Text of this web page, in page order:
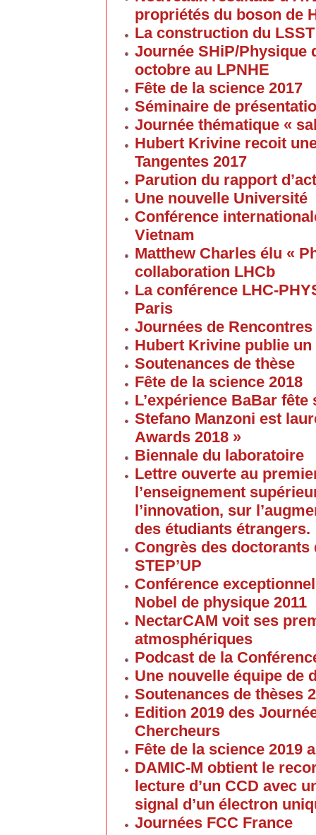
propriétés du boson de
La construction du
Journée SHiP/Physique
octobre au LPNHE
Fête de la science 2017
Séminaire de
Journée thématique «
Hubert Krivine recoit
Tangentes 2017
Parution du rapport
Une nouvelle Université
Conférence
Vietnam
Matthew Charles élu «
collaboration LHCb
La conférence LHC-
Paris
Journées de
Hubert Krivine publie
Soutenances de thèse
Fête de la science 2018
L’expérience BaBar fête
Stefano Manzoni est
Awards 2018 »
Biennale du laboratoire
Lettre ouverte au
l’enseignement
l’innovation, sur
des étudiants étrangers.
Congrès des doctorants
STEP’UP
Conférence
Nobel de physique 2011
NectarCAM voit ses
atmosphériques
Podcast de la
Une nouvelle équipe de
Soutenances de thèses
Edition 2019 des
Chercheurs
Fête de la science 2019
DAMIC-M obtient le
lecture d’un CCD avec
signal d’un électron
Journées FCC France